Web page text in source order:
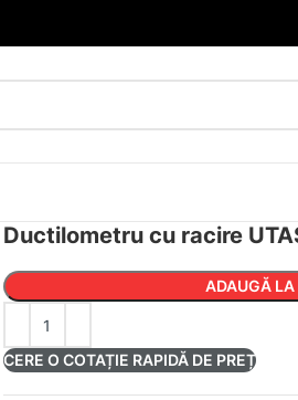
Ductilometru cu racire
ADAUGĂ LA
CERE O COTAȚIE RAPIDĂ DE PREȚ